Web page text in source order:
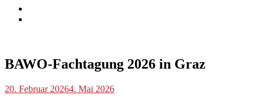
Veranstaltungen
BAWO-Fachtagung 2026 in Graz
p.geschwendtner
20. Februar 20264. Mai 2026